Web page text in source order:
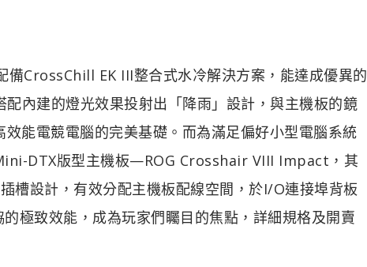
CrossChill EK III整合式水冷解決方案，能達成優異的
內建的燈光效果投射出「降雨」設計，與主機板的鏡
能電競電腦的完美基礎。而為滿足偏好小型電腦系統
DTX版型主機板—ROG Crosshair VIII Impact，其
槽設計，有效分配主機板配線空間，於I/O連接埠背板
極致效能，成為玩家們矚目的焦點，詳細規格及開賣